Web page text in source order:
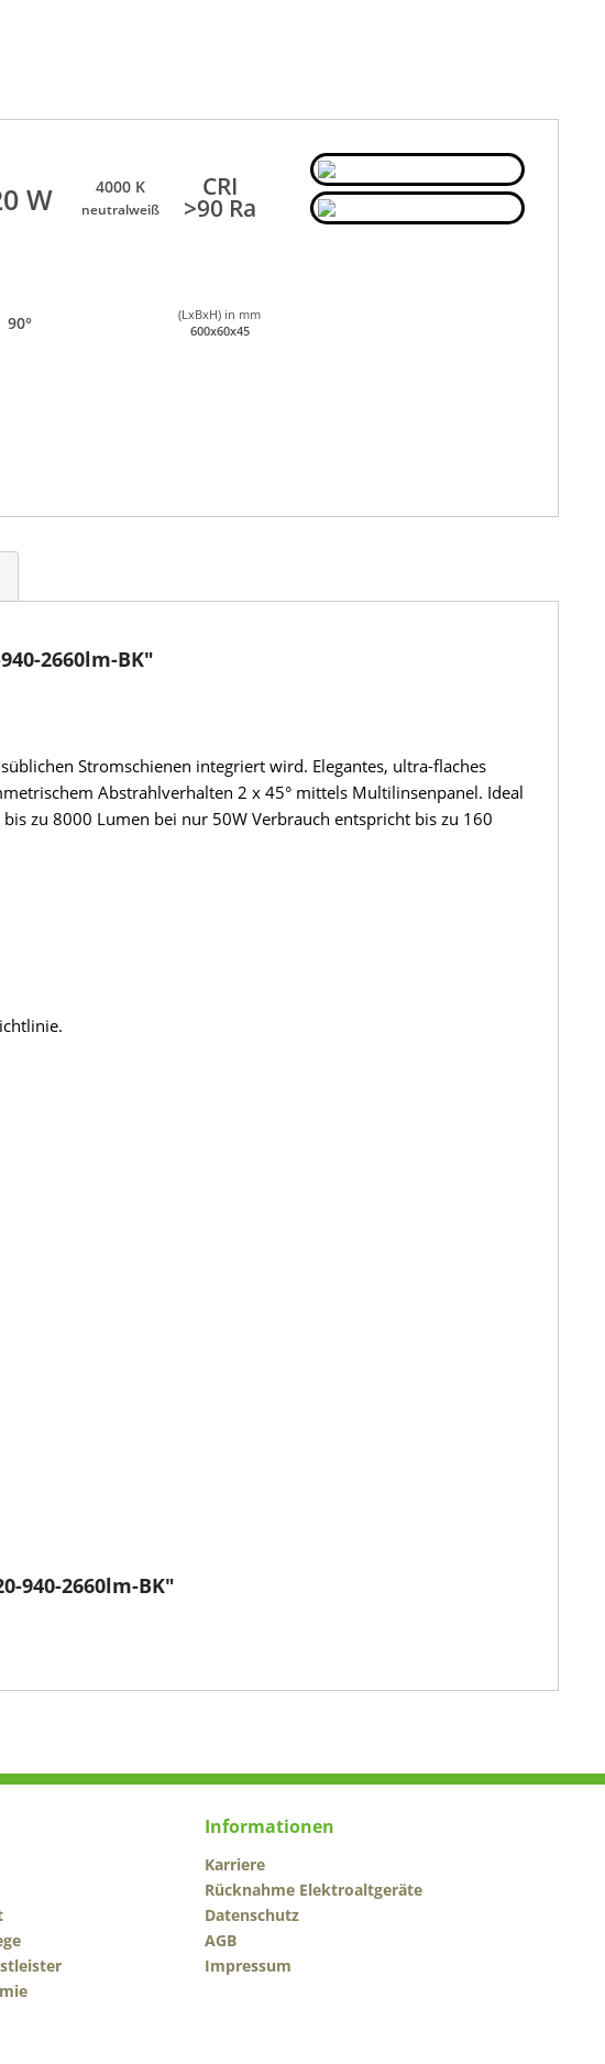
W 4000 K
neutralweiß
CRI
>90 Ra
90°
(LxBxH) in mm
600x60x45
2660lm-BK"
Stromschienen integriert wird. Elegantes, ultra-flaches
Abstrahlverhalten 2 x 45° mittels Multilinsenpanel. Ideal
zu 8000 Lumen bei nur 50W Verbrauch entspricht bis zu 160
940-2660lm-BK"
Informationen
Karriere
Rücknahme Elektroaltgeräte
Datenschutz
AGB
Impressum